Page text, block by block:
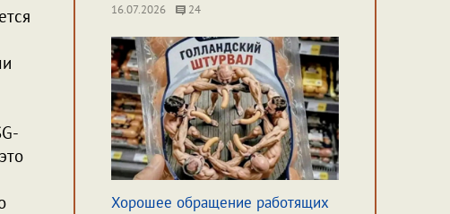
16.07.2026 24
Хорошее обращение работящих